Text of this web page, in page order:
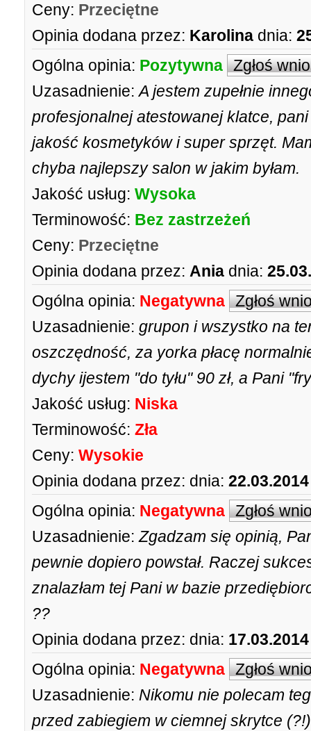
Ceny: Przeciętne
Opinia dodana przez: Karolina dnia:
Ogólna opinia: Pozytywna Zgłoś
Uzasadnienie: A jestem zupełnie
profesjonalnej atestowanej klatce,
jakość kosmetyków i super sprzęt.
chyba najlepszy salon w jakim byłam.
Jakość usług: Wysoka
Terminowość: Bez zastrzeżeń
Ceny: Przeciętne
Opinia dodana przez: Ania dnia:
Ogólna opinia: Negatywna Zgłoś
Uzasadnienie: grupon i wszystko na
oszczędność, za yorka płacę
dychy ijestem "do tyłu" 90 zł, a Pani
Jakość usług: Niska
Terminowość: Zła
Ceny: Wysokie
Opinia dodana przez: dnia:
Ogólna opinia: Negatywna Zgłoś
Uzasadnienie: Zgadzam się opinią,
pewnie dopiero powstał. Raczej
znalazłam tej Pani w bazie
??
Opinia dodana przez: dnia:
Ogólna opinia: Negatywna Zgłoś
Uzasadnienie: Nikomu nie polecam
przed zabiegiem w ciemnej skrytce